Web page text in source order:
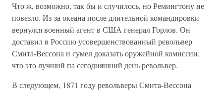
Что ж, возможно, так бы и случилось, но Ремингтону не
повезло. Из-за океана после длительной командировки
вернулся военный агент в США генерал Горлов. Он
доставил в Россию усовершенствованный револьвер
Смита-Вессона и сумел доказать оружейной комиссии,
что это лучший па сегодняшний день револьвер.
В следующем, 1871 году револьверы Смита-Вессона